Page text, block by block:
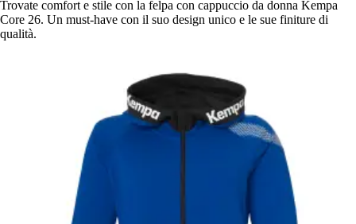
Trovate comfort e stile con la felpa con cappuccio da donna Kempa
Core 26. Un must-have con il suo design unico e le sue finiture di
qualità.